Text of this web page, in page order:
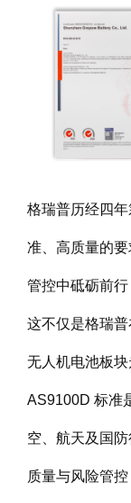
格瑞普历经四
准、高质量的
管控中砥砺前行
这不仅是格瑞
无人机电池板块
AS9100D 标准
空、航天及国
质量与风险管